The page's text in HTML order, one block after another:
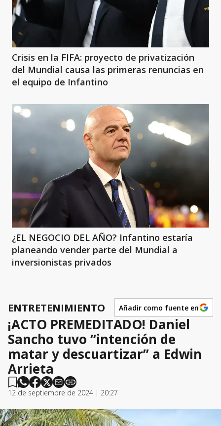
Crisis en la FIFA: proyecto de privatización
del Mundial causa las primeras renuncias en
el equipo de Infantino
¿EL NEGOCIO DEL AÑO? Infantino estaría
planeando vender parte del Mundial a
inversionistas privados
ENTRETENIMIENTO Añadir como fuente en
¡ACTO PREMEDITADO! Daniel
Sancho tuvo “intención de
matar y descuartizar” a Edwin
Arrieta
12 de septiembre de 2024 | 20:27